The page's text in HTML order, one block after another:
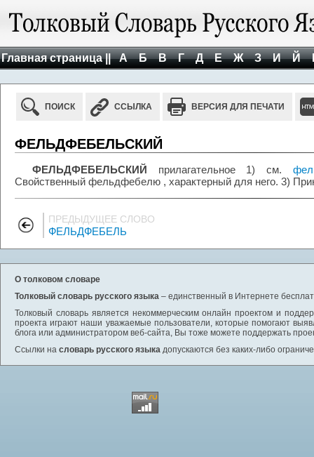
Главная страница || А Б В Г Д Е Ж З И Й
ПОИСК ССЫЛКА ВЕРСИЯ ДЛЯ ПЕЧАТИ
ФЕЛЬДФЕБЕЛЬСКИЙ
ФЕЛЬДФЕБЕЛЬСКИЙ прилагательное 1) см.
Свойственный фельдфебелю , характерный для него. 3)
ПРЕДЫДУЩЕЕ СЛОВО
ФЕЛЬДФЕБЕЛЬ
О толковом словаре
Толковый словарь русского языка – единственный в Интернете
Толковый словарь является некоммерческим онлайн проектом и
проекта играют наши уважаемые пользователи, которые помогают
блога или администратором веб-сайта, Вы тоже можете поддержать
Ссылки на словарь русского языка допускаются без каких-либо